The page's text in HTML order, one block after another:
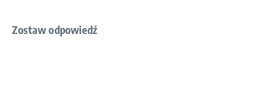
Zostaw odpowiedź